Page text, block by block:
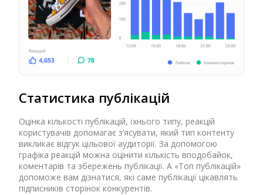
Статистика публікацій
Оцінка кількості публікацій, їхнього типу, реакцій
користувачів допомагає з’ясувати, який тип контенту
викликає відгук цільової аудиторії. За допомогою
графіка реакцій можна оцінити кількість вподобайок,
коментарів та збережень публікації. А «Топ публікацій»
допоможе вам дізнатися, які саме публікації цікавлять
підписників сторінок конкурентів.